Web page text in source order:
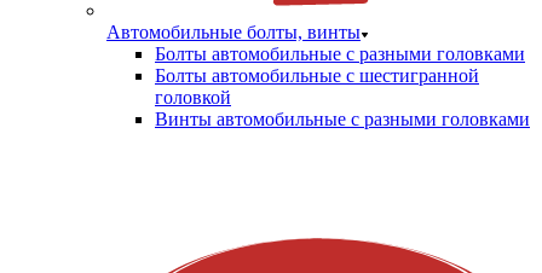
Автомобильные болты, винты
Болты автомобильные с разными головками
Болты автомобильные с шестигранной
головкой
Винты автомобильные с разными головками